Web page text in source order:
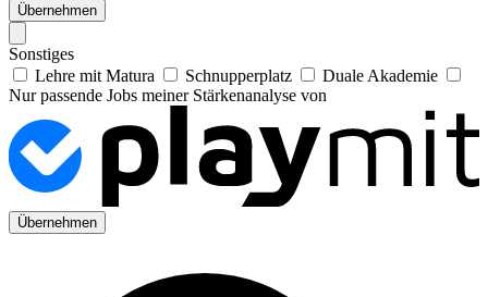
Übernehmen
Sonstiges
Lehre mit Matura
Schnupperplatz
Duale Akademie
Nur passende Jobs meiner Stärkenanalyse von
Übernehmen